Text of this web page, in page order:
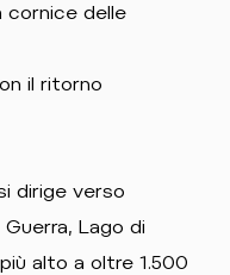
cornice delle
il ritorno
dirige verso
Lago di
alto a oltre 1.500